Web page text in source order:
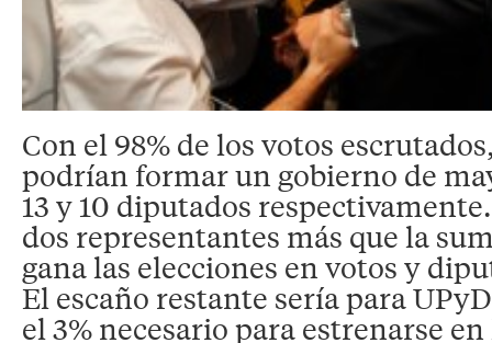
Con el 98% de los votos
podrían formar un gobierno de
13 y 10 diputados
dos representantes más que la
gana las elecciones en votos y
El escaño restante sería para
el 3% necesario para estrenarse